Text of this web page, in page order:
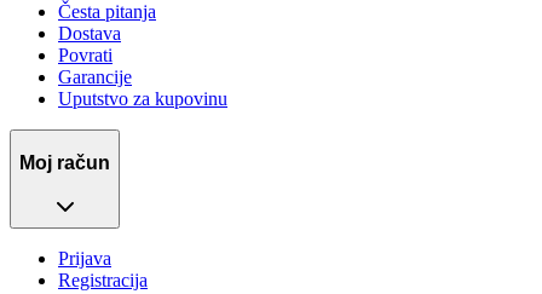
Česta pitanja
Dostava
Povrati
Garancije
Uputstvo za kupovinu
Moj račun
Prijava
Registracija